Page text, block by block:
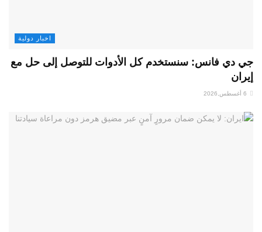
اخبار دولية
جي دي فانس: سنستخدم كل الأدوات للتوصل إلى حل مع
إيران